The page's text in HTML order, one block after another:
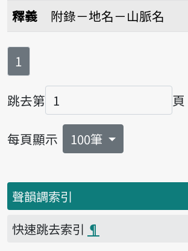
釋義
附錄－地名－山脈名
第
1
跳去第
頁碼
頁
每頁顯示 100筆
聲韻調索引
快速跳去索引 ¶